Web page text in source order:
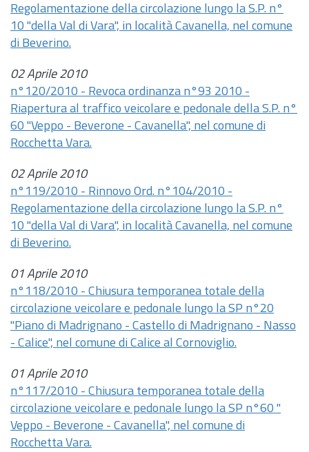
Regolamentazione della circolazione lungo la S.P. n°
10 "della Val di Vara", in località Cavanella, nel comune
di Beverino.
02 Aprile 2010
n°120/2010 - Revoca ordinanza n°93 2010 -
Riapertura al traffico veicolare e pedonale della S.P. n°
60 "Veppo - Beverone - Cavanella", nel comune di
Rocchetta Vara.
02 Aprile 2010
n°119/2010 - Rinnovo Ord. n°104/2010 -
Regolamentazione della circolazione lungo la S.P. n°
10 "della Val di Vara", in località Cavanella, nel comune
di Beverino.
01 Aprile 2010
n°118/2010 - Chiusura temporanea totale della
circolazione veicolare e pedonale lungo la SP n°20
"Piano di Madrignano - Castello di Madrignano - Nasso
- Calice", nel comune di Calice al Cornoviglio.
01 Aprile 2010
n°117/2010 - Chiusura temporanea totale della
circolazione veicolare e pedonale lungo la SP n°60 "
Veppo - Beverone - Cavanella", nel comune di
Rocchetta Vara.